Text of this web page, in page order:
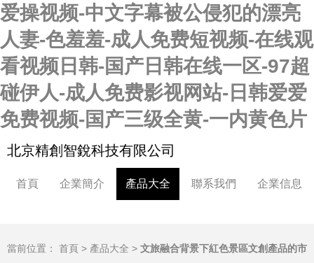
爱操视频-中文字幕被公侵犯的漂亮
人妻-色羞羞-成人免费短视频-在线观
看视频日韩-国产日韩在线一区-97超
碰伊人-成人免费影视网站-日韩爱爱
免费视频-国产三级全黄-一内黄色片
北京精創智銳科技有限公司
首頁 企業簡介 產品大全 聯系我們 企業信息
當前位置： 首頁 > 產品大全 > 文旅融合背景下紅色景區文創產品的市